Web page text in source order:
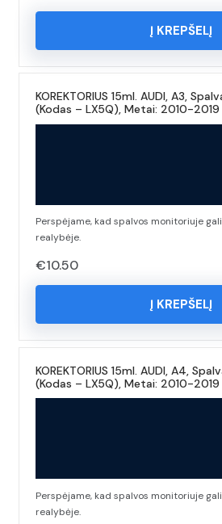
Į KREPŠELĮ
KOREKTORIUS 15ml. AUDI, A3,
(Kodas – LX5Q), Metai: 2010-2019
Perspėjame, kad spalvos monitoriuje
realybėje.
€10.50
Į KREPŠELĮ
KOREKTORIUS 15ml. AUDI, A4,
(Kodas – LX5Q), Metai: 2010-2019
Perspėjame, kad spalvos monitoriuje
realybėje.